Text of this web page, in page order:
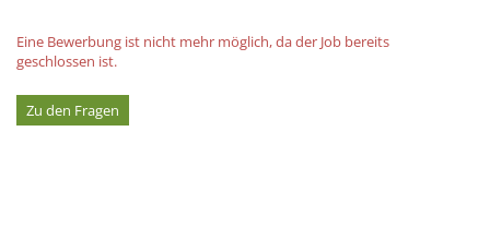
Eine Bewerbung ist nicht mehr möglich, da der Job bereits
geschlossen ist.
Zu den Fragen